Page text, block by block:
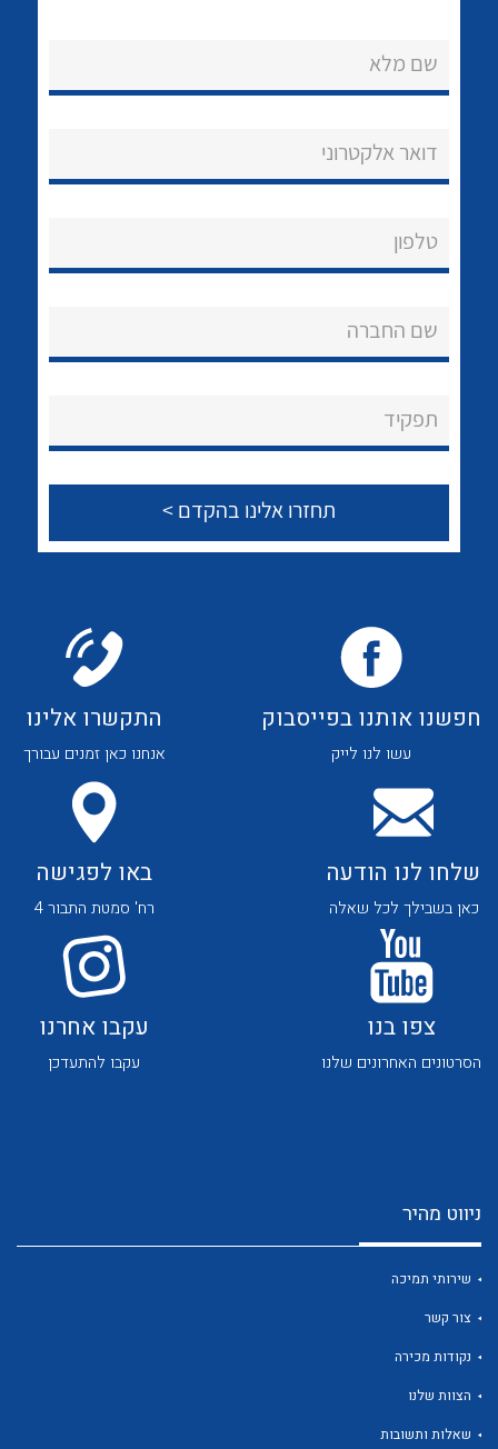
נקודות מכירה
About Ateka Ltd.
צור קשר
לכל מוצרי היצרן
לכל מוצרי היצרן לכל מוצרי היצרן
לכל מוצרי היצרן לכל מוצרי היצרן
לכל מוצרי היצרן לכל מוצרי היצרן
שם מלא
דואר אלקטרוני
טלפון
שם החברה
תפקיד
חפשנו אותנו בפייסבוק
עשו לנו לייק
התקשרו אלינו
אנחנו כאן זמנים עבורך
שלחו לנו הודעה
כאן בשבילך לכל שאלה
באו לפגישה
רח' סמטת התבור 4
צפו בנו
הסרטונים האחרונים שלנו
עקבו אחרנו
עקבו להתעדכן
ניווט מהיר
שירותי תמיכה
צור קשר
נקודות מכירה
הצוות שלנו
שאלות ותשובות